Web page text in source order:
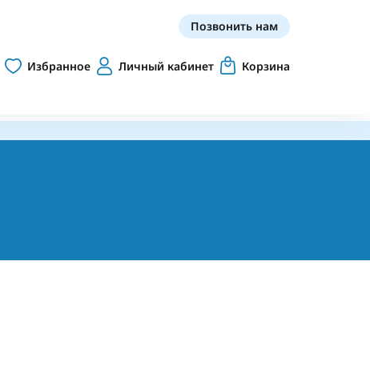
Позвонить нам
Избранное Личный кабинет Корзина